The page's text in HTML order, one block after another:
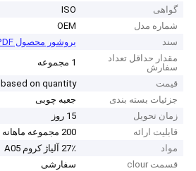
گواهی
ISO
شماره مدل
OEM
سند
بروشور محصول PDF
مقدار حداقل تعداد
سفارش
1 مجموعه
قیمت
based on quantity
جزئیات بسته بندی
جعبه چوبی
زمان تحویل
15 روز
قابلیت ارائه
200 مجموعه ماهانه
مواد
27٪ آلیاژ کروم A05
قسمت clour
سفارشی